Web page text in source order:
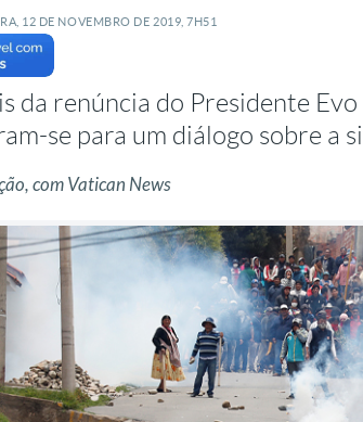
12 DE NOVEMBRO DE 2019, 7H51
da renúncia do Presidente
se para um diálogo sobre a
com Vatican News